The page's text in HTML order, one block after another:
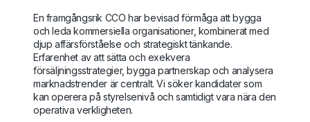
En framgångsrik CCO har bevisad förmåga att bygga
och leda kommersiella organisationer, kombinerat med
djup affärsförståelse och strategiskt tänkande.
Erfarenhet av att sätta och exekvera
försäljningsstrategier, bygga partnerskap och analysera
marknadstrender är centralt. Vi söker kandidater som
kan operera på styrelsenivå och samtidigt vara nära den
operativa verkligheten.